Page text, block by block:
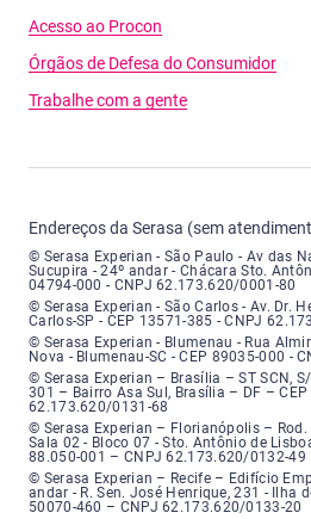
Acesso ao Procon
Órgãos de Defesa do Consumidor
Trabalhe com a gente
Endereços da Serasa (sem
Serasa Experian - São Paulo -
© Serasa Experian - São Paulo - Av das
Sucupira - 24º andar - Chácara Sto.
04794-000 - CNPJ 62.173.620/0001-80
Serasa Experian - São Carlos -
© Serasa Experian - São Carlos - Av. Dr.
Carlos-SP - CEP 13571-385 - CNPJ
Serasa Experian - Blumenau - Endereço:
© Serasa Experian - Blumenau - Rua
Nova - Blumenau-SC - CEP 89035-000 -
Serasa Experian - Brasília, Endereço:
© Serasa Experian – Brasília – ST SCN,
301 – Bairro Asa Sul, Brasília – DF –
62.173.620/0131-68
Serasa Experian - Florianópolis,
© Serasa Experian – Florianópolis – Rod.
Sala 02 - Bloco 07 - Sto. Antônio de
88.050-001 – CNPJ 62.173.620/0132-49
Serasa Experian - Recife, Endereço:
© Serasa Experian – Recife – Edifício
andar - R. Sen. José Henrique, 231 - Ilha
50070-460 – CNPJ 62.173.620/0133-20